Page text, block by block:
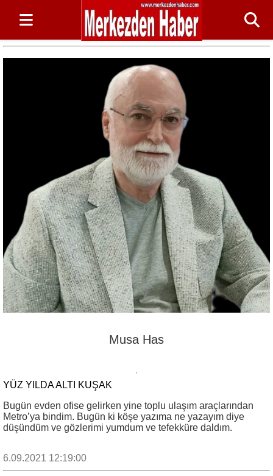
Musa Has
YÜZ YILDA ALTI KUŞAK
Bugün evden ofise gelirken yine toplu ulaşım araçlarından
Metro’ya bindim. Bugün ki köşe yazıma ne yazayım diye
düşündüm ve gözlerimi yumdum ve tefekküre daldım.
6.09.2021 12:19:00